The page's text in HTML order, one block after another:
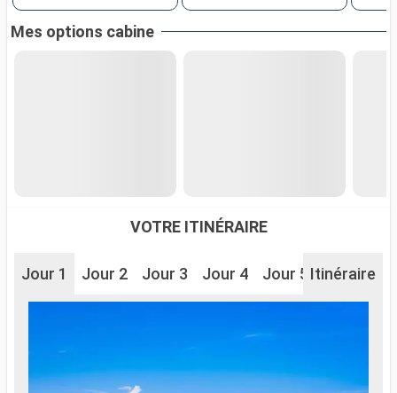
Mes options cabine
VOTRE ITINÉRAIRE
Jour 1 Jour 2 Jour 3 Jour 4 Jour 5 Jour 6
Itinéraire